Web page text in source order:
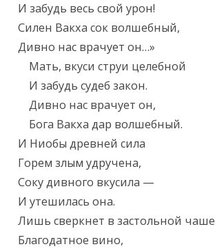
И забудь весь свой урон!
Силен Вакха сок волшебный,
Дивно нас врачует он…»
    Дивно нас врачует он,
И Ниобы древней сила
Горем злым удручена,
Соку дивного вкусила —
И утешилась она.
Лишь сверкнет в застольной чаше
Благодатное вино,